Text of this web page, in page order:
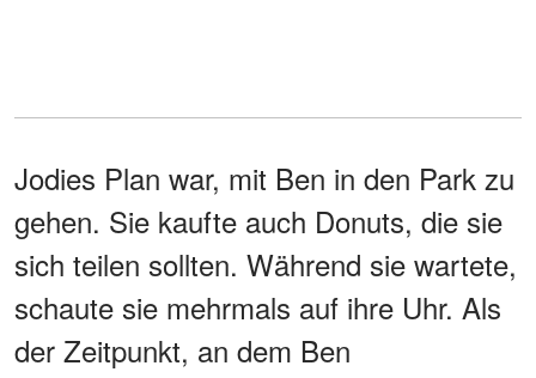
Jodies Plan war, mit Ben in den Park zu
gehen. Sie kaufte auch Donuts, die sie
sich teilen sollten. Während sie wartete,
schaute sie mehrmals auf ihre Uhr. Als
der Zeitpunkt, an dem Ben